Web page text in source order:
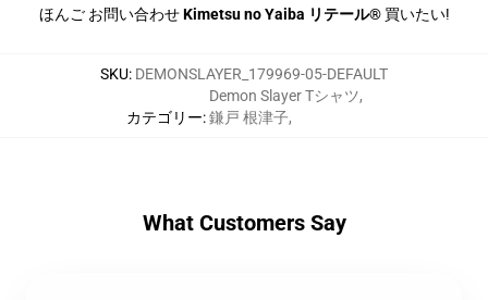
ほんご お問い合わせKimetsu no Yaiba リテール®買いたい!
SKU: DEMONSLAYER_179969-05-DEFAULT
カテゴリー:
Demon Slayer Tシャツ,
鎌戸 根津子,
What Customers Say